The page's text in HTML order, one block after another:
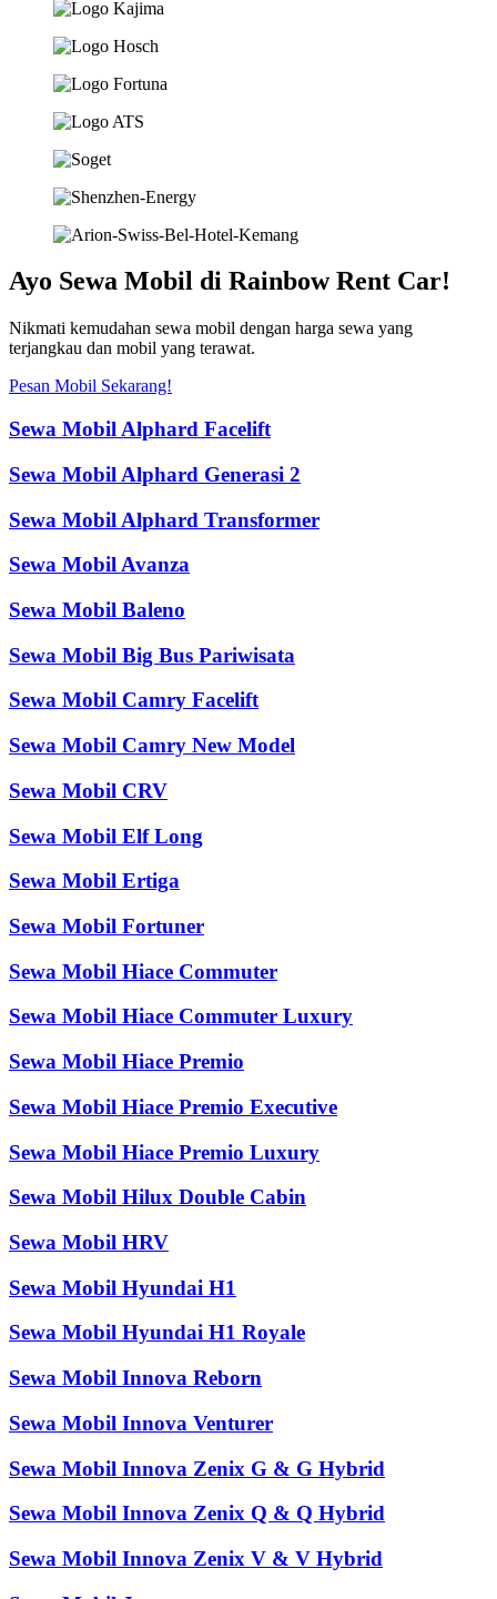
Ayo Sewa Mobil di Rainbow Rent Car!
Nikmati kemudahan sewa mobil dengan harga sewa yang
terjangkau dan mobil yang terawat.
Pesan Mobil Sekarang!
Sewa Mobil Alphard Facelift
Sewa Mobil Alphard Generasi 2
Sewa Mobil Alphard Transformer
Sewa Mobil Avanza
Sewa Mobil Baleno
Sewa Mobil Big Bus Pariwisata
Sewa Mobil Camry Facelift
Sewa Mobil Camry New Model
Sewa Mobil CRV
Sewa Mobil Elf Long
Sewa Mobil Ertiga
Sewa Mobil Fortuner
Sewa Mobil Hiace Commuter
Sewa Mobil Hiace Commuter Luxury
Sewa Mobil Hiace Premio
Sewa Mobil Hiace Premio Executive
Sewa Mobil Hiace Premio Luxury
Sewa Mobil Hilux Double Cabin
Sewa Mobil HRV
Sewa Mobil Hyundai H1
Sewa Mobil Hyundai H1 Royale
Sewa Mobil Innova Reborn
Sewa Mobil Innova Venturer
Sewa Mobil Innova Zenix G & G Hybrid
Sewa Mobil Innova Zenix Q & Q Hybrid
Sewa Mobil Innova Zenix V & V Hybrid